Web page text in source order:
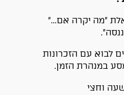
״מה יקרה אם...״
לבוא עם הזכרונות
במנהרת הזמן.
וחצי